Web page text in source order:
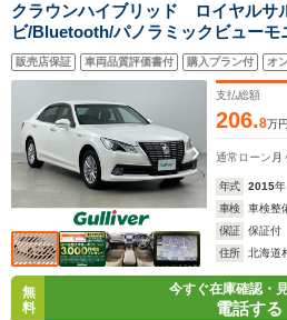
クラウンハイブリッド ロイヤル
ビ/Bluetooth/パノラミックビューモ
コン/ステアリングヒーター/シート
リングスイッチ/パワーシート/ミラ
販売店保証 車両品質評価書付 購入プラン付 オ
支払総額
206.8万円
通常ローン 月
年式 2015年
車検
車検整
保証
保証付
住所
北海道
無
料
今すぐ在庫確認・
電話する